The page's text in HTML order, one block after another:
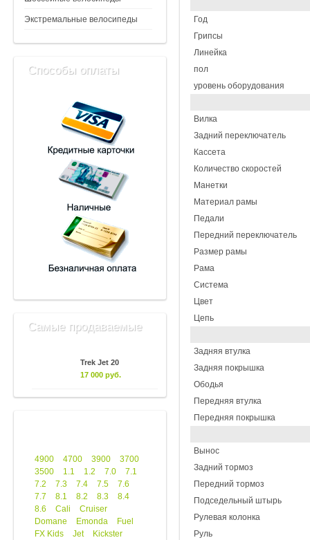
Экстремальные велосипеды
Способы оплаты
Самые продаваемые
Trek Jet 20
17 000 руб.
4900 4700 3900
3700
3500
1.1 1.2 7.0
7.1
7.2
7.3 7.4 7.5
7.6
7.7
8.1 8.2 8.3
8.4
8.6
Cali
Cruiser
Domane
Emonda
Fuel
FX Kids
Jet
Kickster
Год
Грипсы
Линейка
пол
уровень оборудования
Вилка
Задний переключатель
Кассета
Количество скоростей
Манетки
Материал рамы
Педали
Передний переключатель
Размер рамы
Рама
Система
Цвет
Цепь
Задняя втулка
Задняя покрышка
Ободья
Передняя втулка
Передняя покрышка
Вынос
Задний тормоз
Передний тормоз
Подседельный штырь
Рулевая колонка
Руль